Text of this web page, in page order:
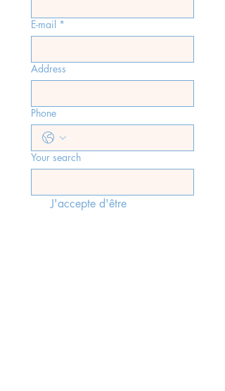
E-mail *
Address
Phone
Your search
J'accepte d'être